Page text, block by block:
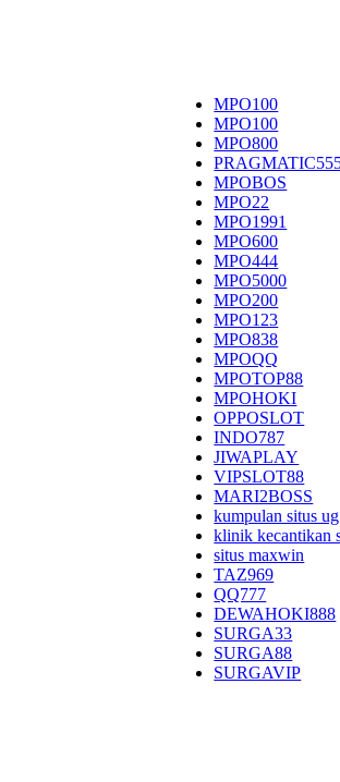
MPO100
MPO100
MPO800
MPOBOS
MPO22
MPO1991
MPO600
MPO444
MPO5000
MPO200
MPO123
MPO838
MPOQQ
MPOTOP88
MPOHOKI
OPPOSLOT
INDO787
JIWAPLAY
VIPSLOT88
MARI2BOSS
kumpulan situs ug
klinik kecantikan
situs maxwin
TAZ969
QQ777
DEWAHOKI888
SURGA33
SURGA88
SURGAVIP